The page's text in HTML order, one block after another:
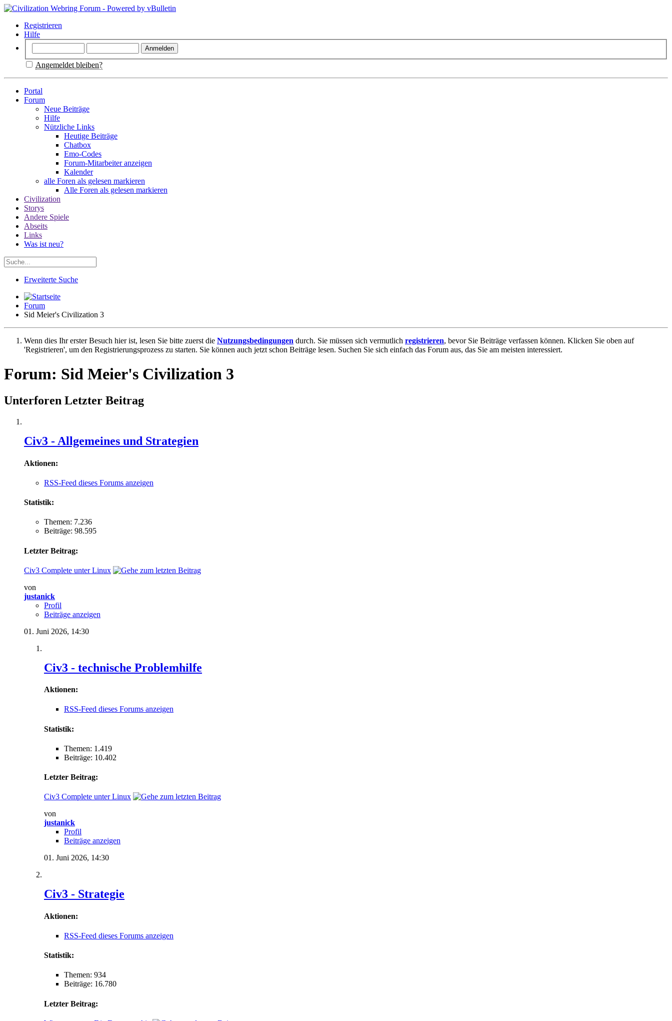
Registrieren
Hilfe
Angemeldet bleiben?
Portal
Forum
Neue Beiträge
Hilfe
Nützliche Links
Heutige Beiträge
Chatbox
Emo-Codes
Forum-Mitarbeiter anzeigen
Kalender
alle Foren als gelesen markieren
Alle Foren als gelesen markieren
Civilization
Storys
Andere Spiele
Abseits
Links
Was ist neu?
Erweiterte Suche
Forum
Sid Meier's Civilization 3
Wenn dies Ihr erster Besuch hier ist, lesen Sie bitte zuerst die Nutzungsbedingungen durch. Sie müssen sich vermutlich registrieren, bevor Sie Beiträge verfassen können. Klicken Sie oben auf
'Registrieren', um den Registrierungsprozess zu starten. Sie können auch jetzt schon Beiträge lesen. Suchen Sie sich einfach das Forum aus, das Sie am meisten interessiert.
Forum: Sid Meier's Civilization 3
Unterforen Letzter Beitrag
Civ3 - Allgemeines und Strategien
Aktionen:
RSS-Feed dieses Forums anzeigen
Statistik:
Themen: 7.236
Beiträge: 98.595
Letzter Beitrag:
Civ3 Complete unter Linux
von
justanick
Profil
Beiträge anzeigen
01. Juni 2026, 14:30
Civ3 - technische Problemhilfe
Aktionen:
RSS-Feed dieses Forums anzeigen
Statistik:
Themen: 1.419
Beiträge: 10.402
Letzter Beitrag:
Civ3 Complete unter Linux
von
justanick
Profil
Beiträge anzeigen
01. Juni 2026, 14:30
Civ3 - Strategie
Aktionen:
RSS-Feed dieses Forums anzeigen
Statistik:
Themen: 934
Beiträge: 16.780
Letzter Beitrag: